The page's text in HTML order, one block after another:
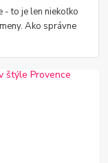
- to je len niekoľko
Ako správne